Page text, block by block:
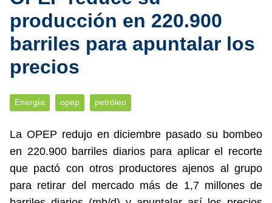
producción en 220.900
barriles para apuntalar los
precios
Energía opep petróleo
La OPEP redujo en diciembre pasado su bombeo
en 220.900 barriles diarios para aplicar el recorte
que pactó con otros productores ajenos al grupo
para retirar del mercado más de 1,7 millones de